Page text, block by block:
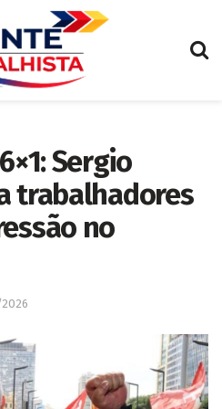
Sergio
trabalhadores
no